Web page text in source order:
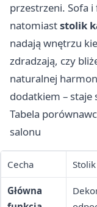
przestrzeni. Sofa
natomiaststolik
nadają wnętrzu
zdradzają, czy
naturalnej
dodatkiem – staje
Tabela
salonu
Cecha
Główna